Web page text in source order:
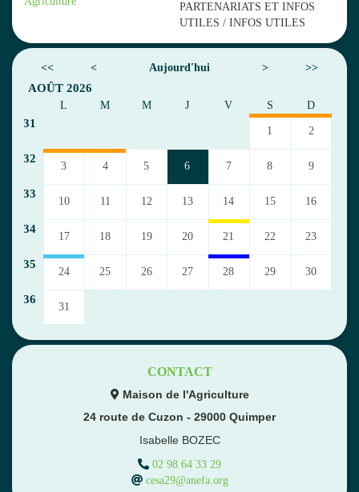
PARTENARIATS ET INFOS
UTILES / INFOS UTILES
<< < Aujourd'hui > >>
AOÛT 2026
L M M J V S D
31
1 2
32
3 4 5 6 7 8 9
33
10 11 12 13 14 15 16
34
17 18 19 20 21 22 23
35
24 25 26 27 28 29 30
36
31
CONTACT
 Maison de l'Agriculture
24 route de Cuzon - 29000 Quimper
Isabelle BOZEC
 02 98 64 33 29
 cesa29@anefa.org